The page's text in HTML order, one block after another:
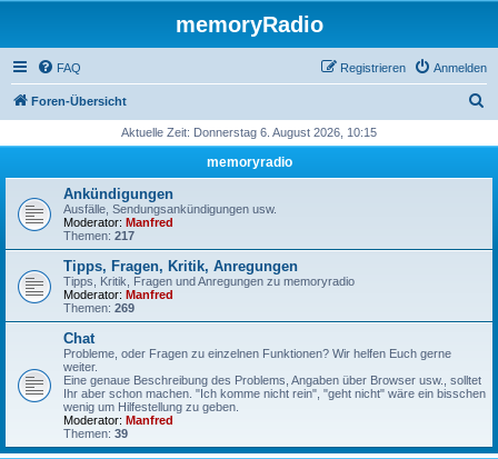
memoryRadio
FAQ Anmelden
Registrieren
Foren-Übersicht
h
Aktuelle Zeit: Donnerstag 6. August 2026, 10:15
memoryradio
Ankündigungen
Ausfälle, Sendungsankündigungen usw.
Moderator: Manfred
Themen: 217
Tipps, Fragen, Kritik, Anregungen
Tipps, Kritik, Fragen und Anregungen zu memoryradio
Moderator: Manfred
Themen: 269
Chat
Probleme, oder Fragen zu einzelnen Funktionen? Wir helfen Euch gerne
weiter.
Eine genaue Beschreibung des Problems, Angaben über Browser usw., solltet
Ihr aber schon machen. "Ich komme nicht rein", "geht nicht" wäre ein bisschen
wenig um Hilfestellung zu geben.
Moderator: Manfred
Themen: 39